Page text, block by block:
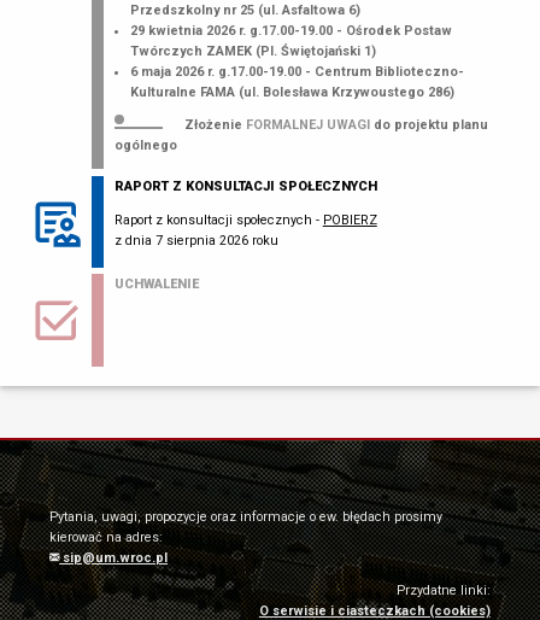
Przedszkolny nr 25 (ul. Asfaltowa 6)
29 kwietnia 2026 r. g.17.00-19.00 - Ośrodek Postaw
Twórczych ZAMEK (Pl. Świętojański 1)
6 maja 2026 r. g.17.00-19.00 - Centrum Biblioteczno-
Kulturalne FAMA (ul. Bolesława Krzywoustego 286)
Złożenie FORMALNEJ UWAGI do projektu planu
ogólnego
RAPORT Z KONSULTACJI SPOŁECZNYCH
Raport z konsultacji społecznych - POBIERZ
z dnia 7 sierpnia 2026 roku
UCHWALENIE
Pytania, uwagi, propozycje oraz informacje o ew. błędach prosimy
kierować na adres:
sip@um.wroc.pl
Przydatne linki:
O serwisie i ciasteczkach (cookies)